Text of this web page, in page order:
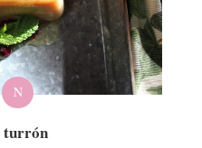
N
turrón